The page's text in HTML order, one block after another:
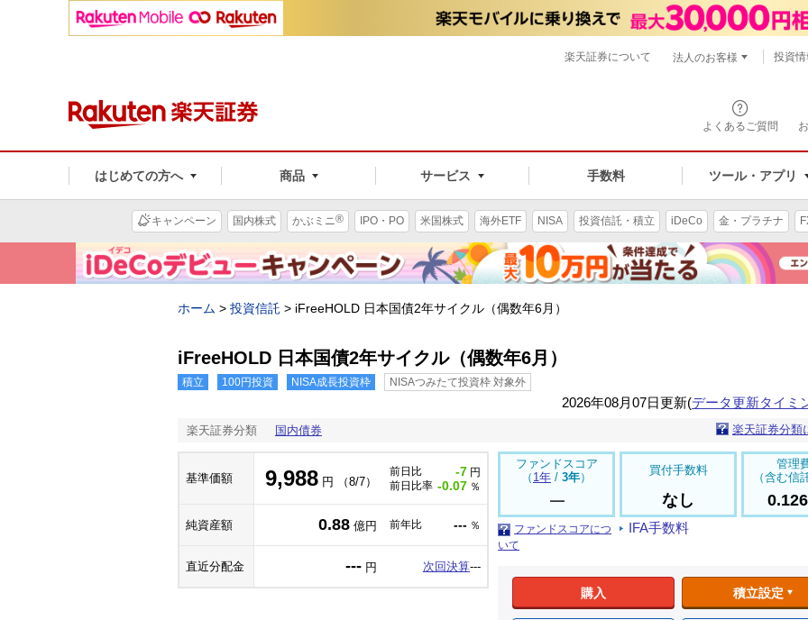
よくあるご質問
はじめての方へ 商品 サービス 手数料 ツール・アプリ
楽天証券について 法人のお客様 投資
キャンペーン 国内株式 かぶミニ® IPO・PO 米国株式 海外ETF NISA 投資信託・積立 iDeCo 金・プラチナ
ホーム > 投資信託 > iFreeHOLD 日本国債2年サイクル（偶数年6月）
iFreeHOLD 日本国債2年サイクル（偶数年6月）
積立 100円投資 NISA成長投資枠 NISAつみたて投資枠 対象外
2026年08月07日更新(データ更新タイミ
楽天証券分類 国内債券 楽天証券分類
基準価額 9,988 円 （8/7）
前日比 -7 円
前日比率 -0.07 ％
純資産額 0.88 億円 前年比 --- ％
直近分配金 --- 円 次回決算---
ファンドスコア
（ 1年 / 3年）
ファンドスコアにつ
いて
買付手数料
なし
IFA手数料
管理
（含む信
購入 積立設定